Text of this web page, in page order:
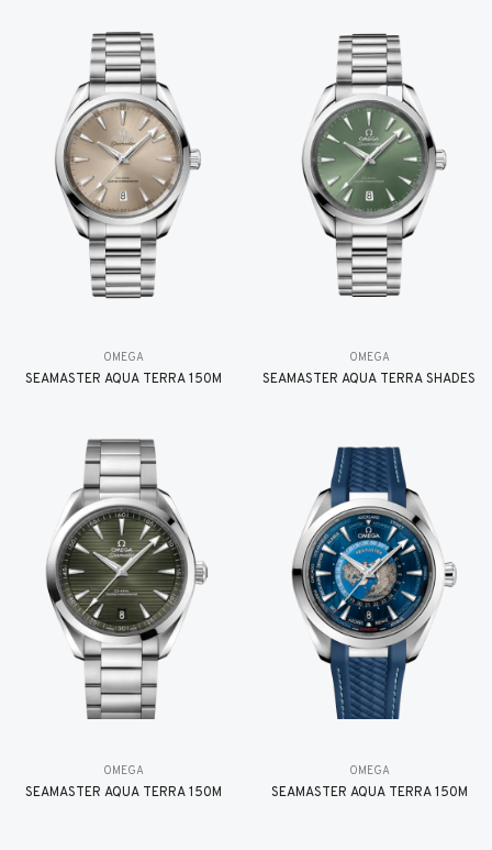
OMEGA
SEAMASTER AQUA TERRA 150M
OMEGA
SEAMASTER AQUA TERRA SHADES
OMEGA
SEAMASTER AQUA TERRA 150M
OMEGA
SEAMASTER AQUA TERRA 150M